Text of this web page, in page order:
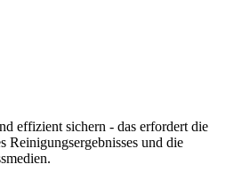
effizient sichern - das erfordert die
Reinigungsergebnisses und die